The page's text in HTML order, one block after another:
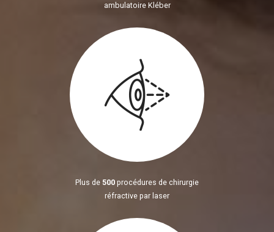
ambulatoire Kléber
Plus de 500 procédures de chirurgie
réfractive par laser